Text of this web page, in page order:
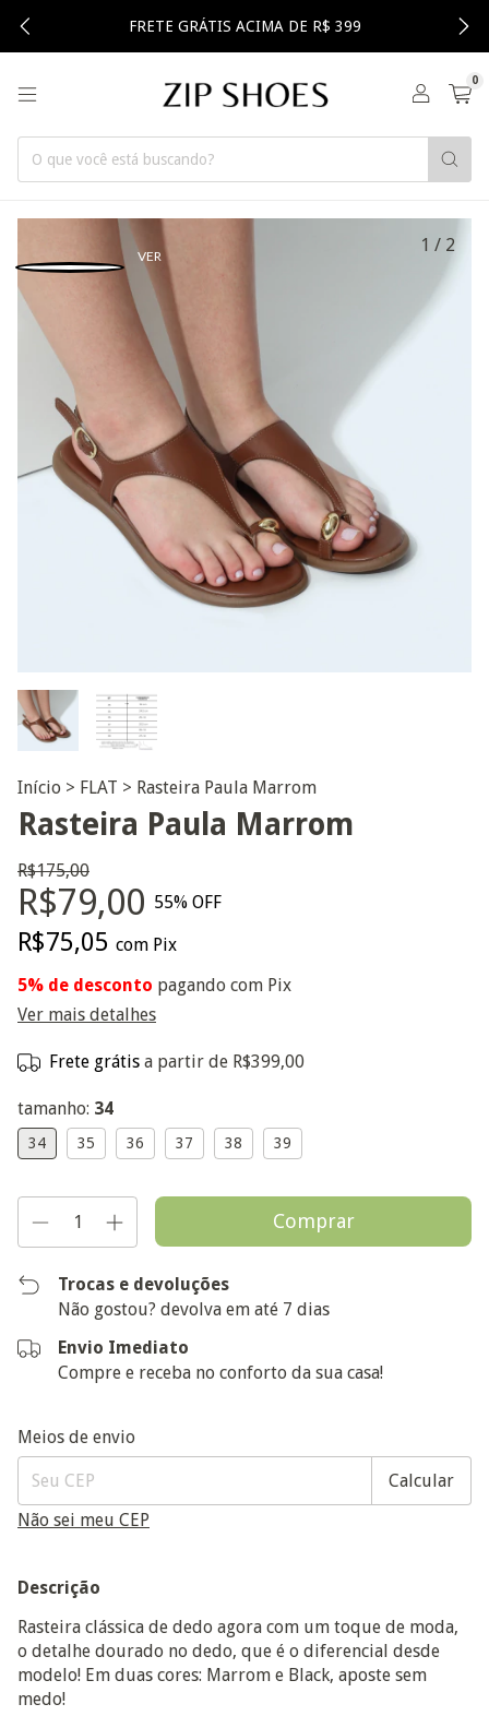
FRETE GRÁTIS ACIMA DE R$ 399
0
1 / 2
Início > FLAT > Rasteira Paula Marrom
Rasteira Paula Marrom
R$175,00
R$79,00 55% OFF
R$75,05 com Pix
5% de desconto pagando com Pix
Ver mais detalhes
Frete grátis a partir de R$399,00
tamanho: 34
34 35 36 37 38 39
Trocas e devoluções
Não gostou? devolva em até 7 dias
Envio Imediato
Compre e receba no conforto da sua casa!
Entregas para o CEP:
Meios de envio
Calcular
Não sei meu CEP
Descrição
Rasteira clássica de dedo agora com um toque de moda,
o detalhe dourado no dedo, que é o diferencial desde
modelo! Em duas cores: Marrom e Black, aposte sem
medo!